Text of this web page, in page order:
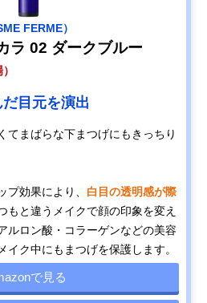
FERME）
ラ 02 ダークブルー
目元を演出
てまばらな下まつげにもきっちり
プ効果により、 白目の透明感が際
もと違うメイクで顔の印象を変え
ルロン酸・コラーゲンなどの美容
イク中にもまつげを保護します。
で見る